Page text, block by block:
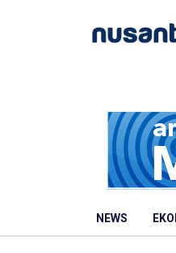
NEWS